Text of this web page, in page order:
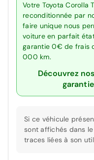
Votre Toyota Corolla
reconditionnée par
faire unique nous
voiture en parfait
garantie 0€ de frais
000 km.
Découvrez
Si ce véhicule
sont affichés dans
traces liées à son